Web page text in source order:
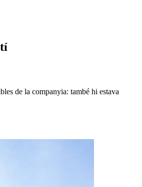
de la companyia: també hi estava